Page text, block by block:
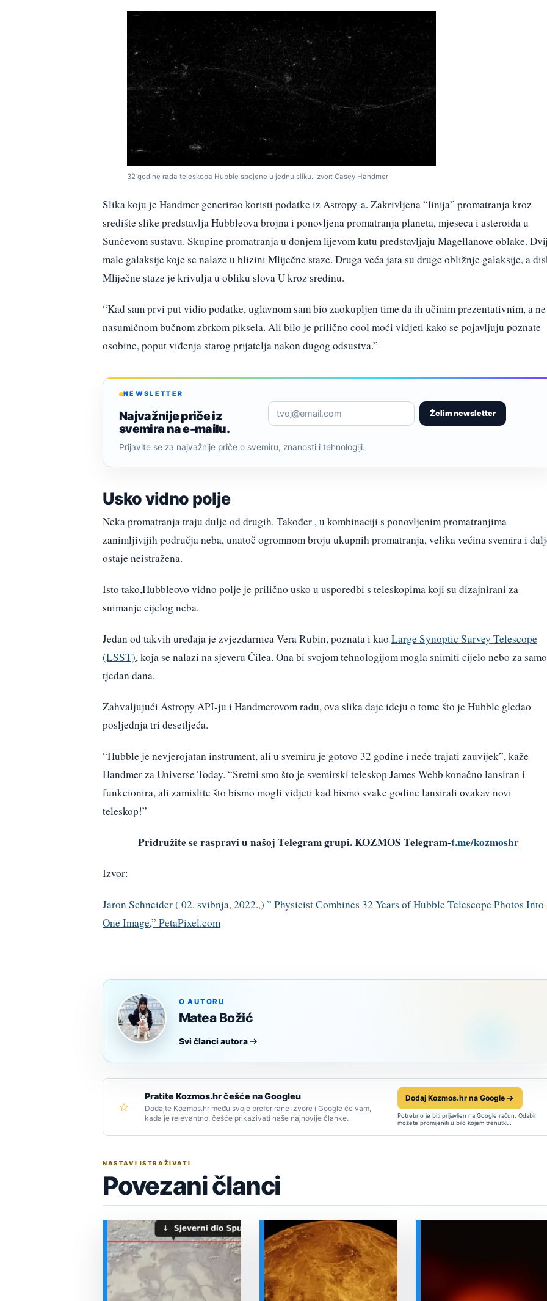
32 godine rada teleskopa Hubble spojene u jednu sliku. Izvor: Casey Handmer
Slika koju je Handmer generirao koristi podatke iz Astropy-a. Zakrivljena “linija” promatranja kroz
središte slike predstavlja Hubbleova brojna i ponovljena promatranja planeta, mjeseca i asteroida u
Sunčevom sustavu. Skupine promatranja u donjem lijevom kutu predstavljaju Magellanove oblake.
male galaksije koje se nalaze u blizini Mliječne staze. Druga veća jata su druge obližnje galaksije, a
Mliječne staze je krivulja u obliku slova U kroz sredinu.
“Kad sam prvi put vidio podatke, uglavnom sam bio zaokupljen time da ih učinim prezentativnim, a ne
nasumičnom bučnom zbrkom piksela. Ali bilo je prilično cool moći vidjeti kako se pojavljuju poznate
osobine, poput viđenja starog prijatelja nakon dugog odsustva.”
NEWSLETTER
Najvažnije priče iz
svemira na e-mailu.
Želim newsletter
Prijavite se za najvažnije priče o svemiru, znanosti i tehnologiji.
Usko vidno polje
Neka promatranja traju dulje od drugih. Također , u kombinaciji s ponovljenim promatranjima
zanimljivijih područja neba, unatoč ogromnom broju ukupnih promatranja, velika većina svemira i
ostaje neistražena.
Isto tako,Hubbleovo vidno polje je prilično usko u usporedbi s teleskopima koji su dizajnirani za
snimanje cijelog neba.
Jedan od takvih uređaja je zvjezdarnica Vera Rubin, poznata i kao Large Synoptic Survey Telescope
(LSST), koja se nalazi na sjeveru Čilea. Ona bi svojom tehnologijom mogla snimiti cijelo nebo za samo
tjedan dana.
Zahvaljujući Astropy API-ju i Handmerovom radu, ova slika daje ideju o tome što je Hubble gledao
posljednja tri desetljeća.
“Hubble je nevjerojatan instrument, ali u svemiru je gotovo 32 godine i neće trajati zauvijek”, kaže
Handmer za Universe Today. “Sretni smo što je svemirski teleskop James Webb konačno lansiran i
funkcionira, ali zamislite što bismo mogli vidjeti kad bismo svake godine lansirali ovakav novi
teleskop!”
Pridružite se raspravi u našoj Telegram grupi. KOZMOS Telegram-t.me/kozmoshr
Izvor:
Jaron Schneider ( 02. svibnja, 2022.,) ” Physicist Combines 32 Years of Hubble Telescope Photos Into
One Image,” PetaPixel.com
O AUTORU
Matea Božić
Svi članci autora
Pratite Kozmos.hr češće na Googleu
Dodajte Kozmos.hr među svoje preferirane izvore i Google će vam,
kada je relevantno, češće prikazivati naše najnovije članke.
Dodaj Kozmos.hr na Google
Potrebno je biti prijavljen na Google račun. Odabir
možete promijeniti u bilo kojem trenutku.
NASTAVI ISTRAŽIVATI
Povezani članci